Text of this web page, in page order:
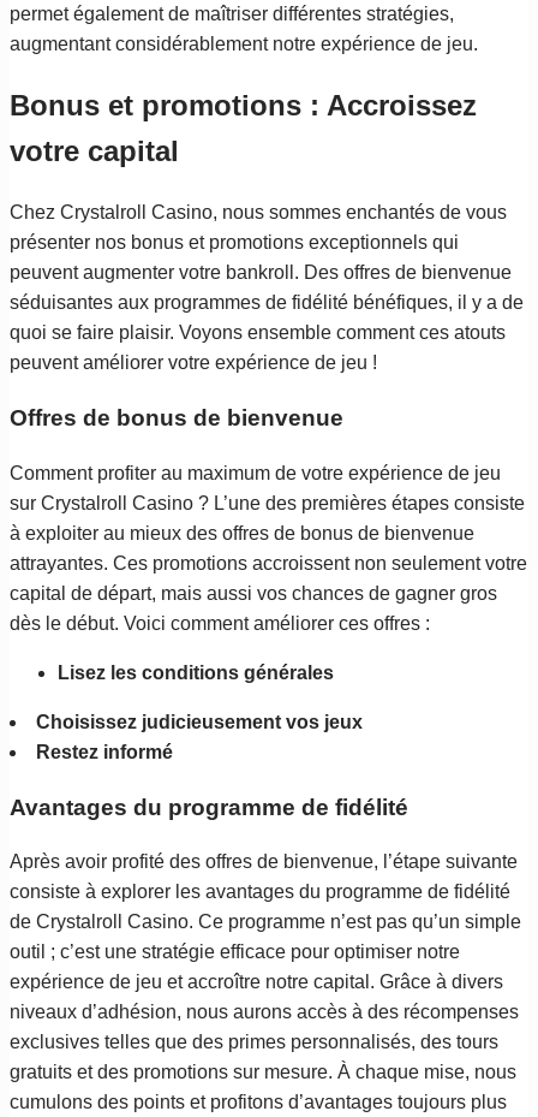
permet également de maîtriser différentes stratégies,
augmentant considérablement notre expérience de jeu.
Bonus et promotions : Accroissez
votre capital
Chez Crystalroll Casino, nous sommes enchantés de vous
présenter nos bonus et promotions exceptionnels qui
peuvent augmenter votre bankroll. Des offres de bienvenue
séduisantes aux programmes de fidélité bénéfiques, il y a de
quoi se faire plaisir. Voyons ensemble comment ces atouts
peuvent améliorer votre expérience de jeu !
Offres de bonus de bienvenue
Comment profiter au maximum de votre expérience de jeu
sur Crystalroll Casino ? L’une des premières étapes consiste
à exploiter au mieux des offres de bonus de bienvenue
attrayantes. Ces promotions accroissent non seulement votre
capital de départ, mais aussi vos chances de gagner gros
dès le début. Voici comment améliorer ces offres :
Lisez les conditions générales
Choisissez judicieusement vos jeux
Restez informé
Avantages du programme de fidélité
Après avoir profité des offres de bienvenue, l’étape suivante
consiste à explorer les avantages du programme de fidélité
de Crystalroll Casino. Ce programme n’est pas qu’un simple
outil ; c’est une stratégie efficace pour optimiser notre
expérience de jeu et accroître notre capital. Grâce à divers
niveaux d’adhésion, nous aurons accès à des récompenses
exclusives telles que des primes personnalisés, des tours
gratuits et des promotions sur mesure. À chaque mise, nous
cumulons des points et profitons d’avantages toujours plus